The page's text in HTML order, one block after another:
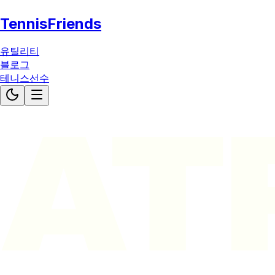
TennisFriends
유틸리티
블로그
테니스선수